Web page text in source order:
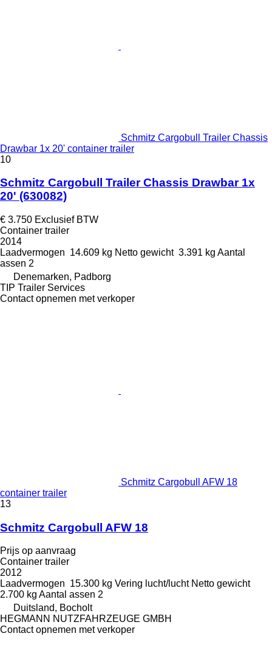
Schmitz Cargobull Trailer Chassis
Drawbar 1x 20' container trailer
10
Schmitz Cargobull Trailer Chassis Drawbar 1x
20' (630082)
€ 3.750 Exclusief BTW
Container trailer
2014
Laadvermogen 14.609 kg Netto gewicht 3.391 kg Aantal
assen 2
Denemarken, Padborg
TIP Trailer Services
Contact opnemen met verkoper
Schmitz Cargobull AFW 18
container trailer
13
Schmitz Cargobull AFW 18
Prijs op aanvraag
Container trailer
2012
Laadvermogen 15.300 kg Vering lucht/lucht Netto gewicht
2.700 kg Aantal assen 2
Duitsland, Bocholt
HEGMANN NUTZFAHRZEUGE GMBH
Contact opnemen met verkoper